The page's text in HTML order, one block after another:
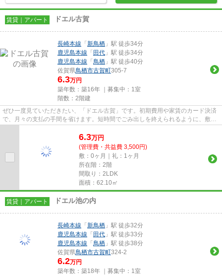
賃貸｜アパート ドエル古賀
長崎本線 「新鳥栖 」駅 徒歩34分
鹿児島本線 「田代 」駅 徒歩34分
鹿児島本線 「鳥栖 」駅 徒歩40分
佐賀県鳥栖市古賀町305-7
6.3万円
築年数：築16年 ｜募集中： 1室
階数：2階建
ぜひ一度見ていただきたい、「ドエル古賀」です。初期費用や家賃のカード決済
で、月々の支払の手間を省けます。短時間でごみ出しを終えられるように、敷地
内にゴミ置き場を設置してい...
6.3万円
(管理費・共益費 3,500円)
敷：0ヶ月｜礼：1ヶ月
所在階：2階
間取り：2LDK
面積：62.10㎡
賃貸｜アパート ドエル池の内
長崎本線 「新鳥栖 」駅 徒歩32分
鹿児島本線 「田代 」駅 徒歩33分
鹿児島本線 「鳥栖 」駅 徒歩38分
佐賀県鳥栖市古賀町324-2
6.2万円
築年数：築18年 ｜募集中： 1室